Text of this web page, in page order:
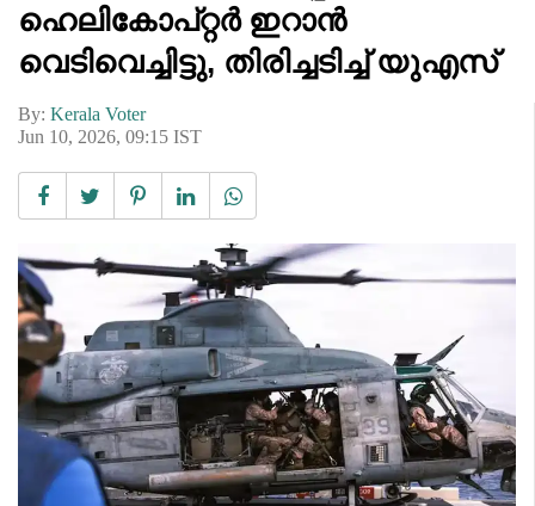
ഹെലികോപ്റ്റർ ഇറാൻ
വെടിവെച്ചിട്ടു, തിരിച്ചടിച്ച് യുഎസ്
By: Kerala Voter
Jun 10, 2026, 09:15 IST